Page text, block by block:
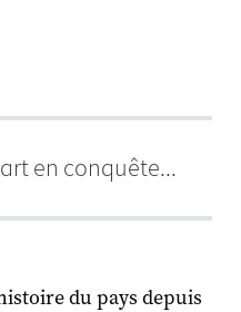
en conquête...
du pays depuis